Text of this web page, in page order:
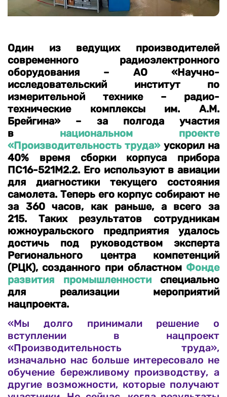
Один из ведущих производителей
современного радиоэлектронного
оборудования – АО «Научно-
исследовательский институт по
измерительной технике – радио-
технические комплексы им. А.М.
Брейгина» – за полгода участия
в национальном проекте
«Производительность труда»ускорил на
40% время сборки корпуса прибора
ПС16-521М2.2. Его используют в авиации
для диагностики текущего состояния
самолета. Теперь его корпус собирают не
за 360 часов, как раньше, а всего за
215. Таких результатов сотрудникам
южноуральского предприятия удалось
достичь под руководством эксперта
Регионального центра компетенций
(РЦК), созданного при областном Фонде
развития промышленностиспециально
для реализации мероприятий
нацпроекта.
«Мы долго принимали решение о
вступлении в нацпроект
«Производительность труда»,
изначально нас больше интересовало не
обучение бережливому производству, а
другие возможности, которые получают